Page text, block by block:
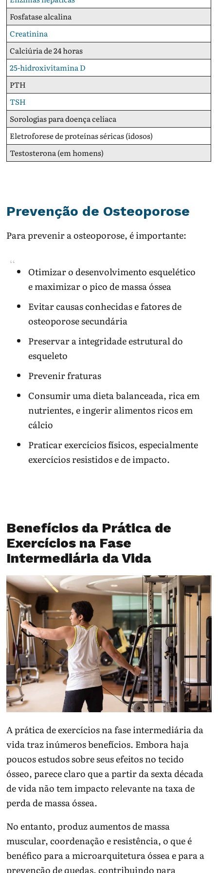
Fosfatase alcalina
Creatinina
Calciúria de 24 horas
25-hidroxivitamina D
PTH
TSH
Sorologias para doença celíaca
Eletroforese de proteínas séricas (idosos)
Testosterona (em homens)
Prevenção de Osteoporose
Para prevenir a osteoporose, é importante:
Otimizar o desenvolvimento esquelético
e maximizar o pico de massa óssea
Evitar causas conhecidas e fatores de
osteoporose secundária
Preservar a integridade estrutural do
esqueleto
Prevenir fraturas
Consumir uma dieta balanceada, rica em
nutrientes, e ingerir alimentos ricos em
cálcio
Praticar exercícios físicos, especialmente
exercícios resistidos e de impacto.
Benefícios da Prática de
Exercícios na Fase
Intermediária da Vida
A prática de exercícios na fase intermediária da
vida traz inúmeros benefícios. Embora haja
poucos estudos sobre seus efeitos no tecido
ósseo, parece claro que a partir da sexta década
de vida não tem impacto relevante na taxa de
perda de massa óssea.
No entanto, produz aumentos de massa
muscular, coordenação e resistência, o que é
benéfico para a microarquitetura óssea e para a
prevenção de quedas, contribuindo para